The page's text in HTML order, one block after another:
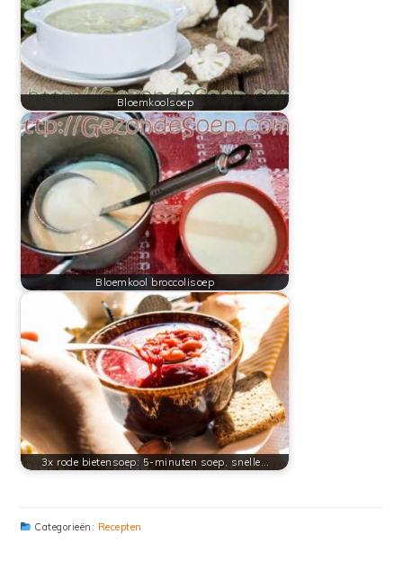
Bloemkoolsoep
Bloemkool broccolisoep
3x rode bietensoep: 5-minuten soep, snelle…
Categorieën: Recepten